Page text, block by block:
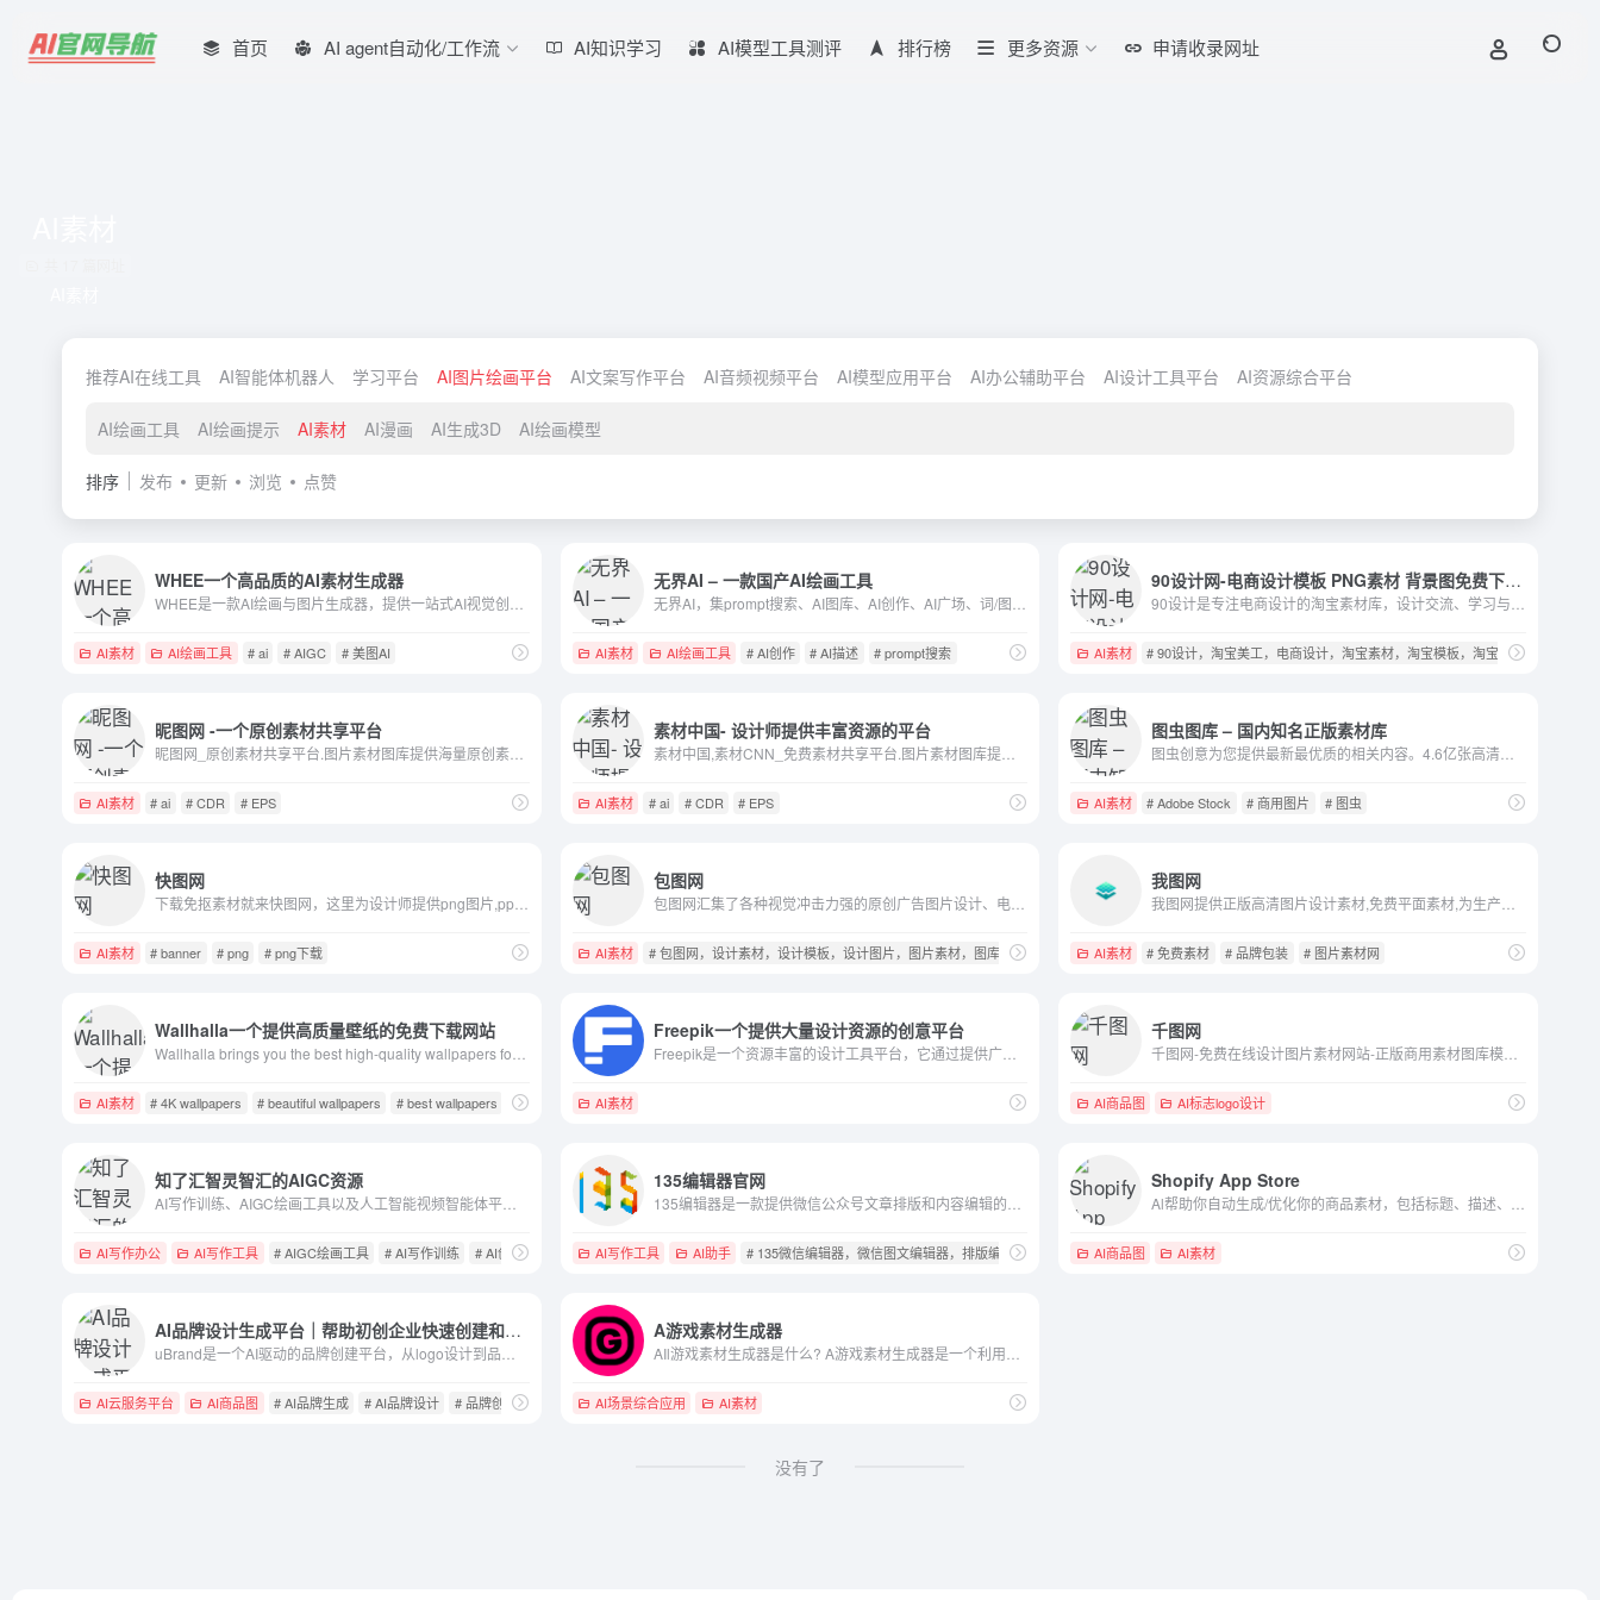
首页 AI agent自动化/工作流 AI知识学习 AI模型工具测评 排行榜 更多资源 申请收录网址
推荐AI在线工具 AI智能体机器人 学习平台 AI图片绘画平台 AI文案写作平台 AI音频视频平台 AI模型应用平台 AI办公辅助平台 AI设计工具平台 AI资源综合平台
AI绘画工具 AI绘画提示 AI素材 AI漫画 AI生成3D AI绘画模型
排序 发布 更新 浏览 点赞
WHEE一个高品质的AI素材生成器
AI素材 AI绘画工具 # ai # AIGC # 美图AI
无界AI – 一款国产AI绘画工具
AI素材 AI绘画工具 # AI创作 # AI描述 # prompt搜索
90设计网-电商设计模板 PNG素材 背景图免费下载网站
AI素材 # 90设计，淘宝美工，电商设计，淘宝素材，淘宝模板，淘宝海报素材，淘宝
昵图网 -一个原创素材共享平台
AI素材 # ai # CDR # EPS
素材中国- 设计师提供丰富资源的平台
AI素材 # ai # CDR # EPS
图虫图库 – 国内知名正版素材库
AI素材 # Adobe Stock # 商用图片 # 图虫
快图网
AI素材 # banner # png # png下载
包图网
包图网汇集了各种视觉冲击力强的原创广告图片设计、电商淘宝、企业办公模板、视频、配乐、音效、字体、插画动图、装饰装修等素材，由顶尖的设计师供稿，符合各个行业的商用需求，下载高品质正版素材就到包图网。
AI素材 # 包图网，设计素材，设计模板，设计图片，图片素材，图库，素材库
我图网
AI素材 # 免费素材 # 品牌包装 # 图片素材网
Wallhalla一个提供高质量壁纸的免费下载网站
AI素材 # 4K wallpapers # beautiful wallpapers # best wallpapers
Freepik一个提供大量设计资源的创意平台
Freepik是一个资源丰富的设计工具平台，它通过提供广泛的设计元素和每日更新的素材库，帮助设计师提升工作效率并实现创意自由Millions of free graphic resources. ✓ Photos ✓ AI images ✓ Vectors ✓ Icons ✓ Templates ✓ Videos. Find out about our real-time AI art generator.
AI素材
千图网
AI商品图 AI标志logo设计
知了汇智灵智汇的AIGC资源
AI写作办公 AI写作工具 # AIGC绘画工具 # AI写作训练 # AI创作工具
135编辑器官网
AI写作工具 AI助手 # 135微信编辑器，微信图文编辑器，排版编辑器，文章排版，微信图文美化编辑器，秒刷，一键同步，微信排版工具，微信公众号内容编辑，微
Shopify App Store
AI商品图 AI素材
AI品牌设计生成平台｜帮助初创企业快速创建和管理品牌
AI云服务平台 AI商品图 # AI品牌生成 # AI品牌设计 # 品牌创建
A游戏素材生成器
AI场景综合应用 AI素材
没有了